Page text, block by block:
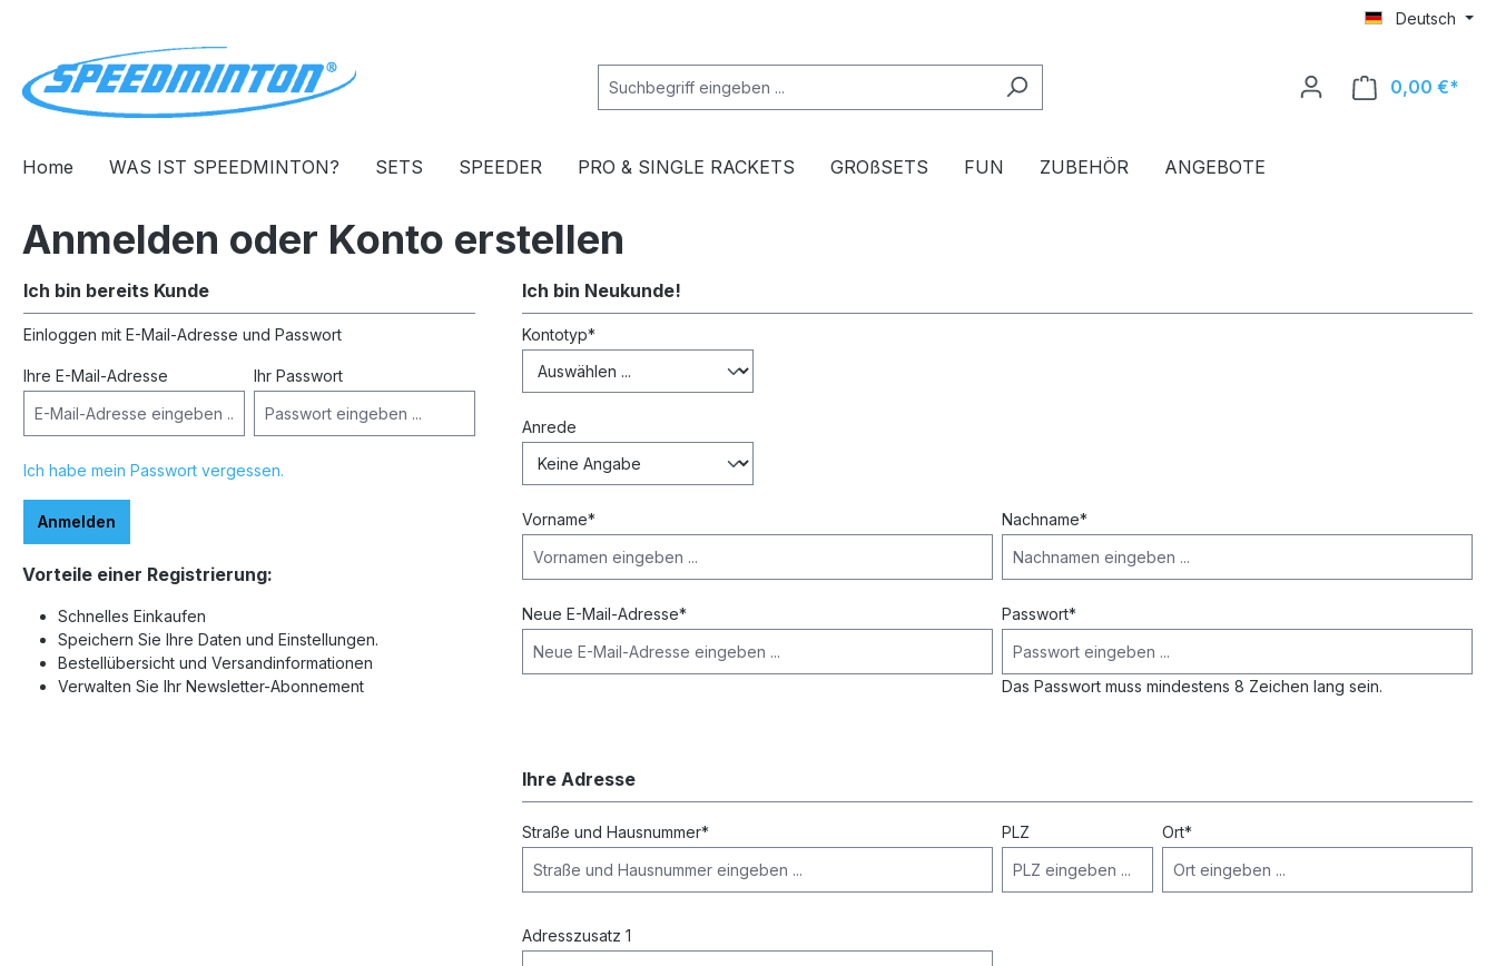
Deutsch
0,00 €*
Home WAS IST SPEEDMINTON? SETS SPEEDER PRO & SINGLE RACKETS GROßSETS FUN ZUBEHÖR ANGEBOTE
Anmelden oder Konto erstellen
Ich bin bereits Kunde
Einloggen mit E-Mail-Adresse und Passwort
Ihre E-Mail-Adresse Ihr Passwort
Ich habe mein Passwort vergessen.
Anmelden
Vorteile einer Registrierung:
Schnelles Einkaufen
Speichern Sie Ihre Daten und Einstellungen.
Bestellübersicht und Versandinformationen
Verwalten Sie Ihr Newsletter-Abonnement
Ich bin Neukunde!
Persönliche Informationen
Kontotyp*
Anrede
Vorname* Nachname*
Neue E-Mail-Adresse* Passwort*
Das Passwort muss mindestens 8 Zeichen lang sein.
Ihre Adresse
Straße und Hausnummer* PLZ Ort*
Adresszusatz 1